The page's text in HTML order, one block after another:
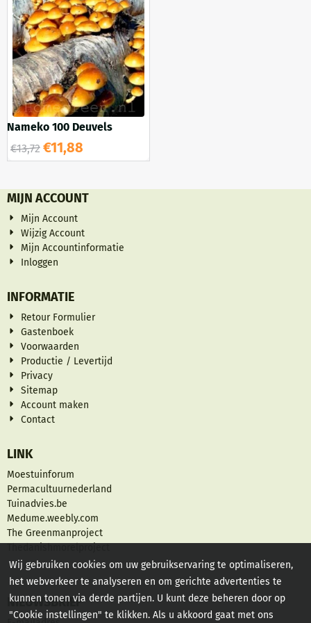
Nameko 100 Deuvels
€13,72 €11,88
MIJN ACCOUNT
Mijn Account
Wijzig Account
Mijn Accountinformatie
Inloggen
INFORMATIE
Retour Formulier
Gastenboek
Voorwaarden
Productie / Levertijd
Privacy
Sitemap
Account maken
Contact
LINK
Moestuinforum
Permacultuurnederland
Tuinadvies.be
Medume.weebly.com
The Greenmanproject
NIEUWSBRIEF
Wij gebruiken cookies om uw gebruikservaring te optimaliseren,
het webverkeer te analyseren en om gerichte advertenties te
kunnen tonen via derde partijen. U kunt deze beheren door op
"Cookie instellingen" te klikken. Als u akkoord gaat met ons